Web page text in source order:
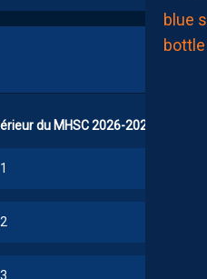
du MHSC 2026-2027 ?
1
2
3